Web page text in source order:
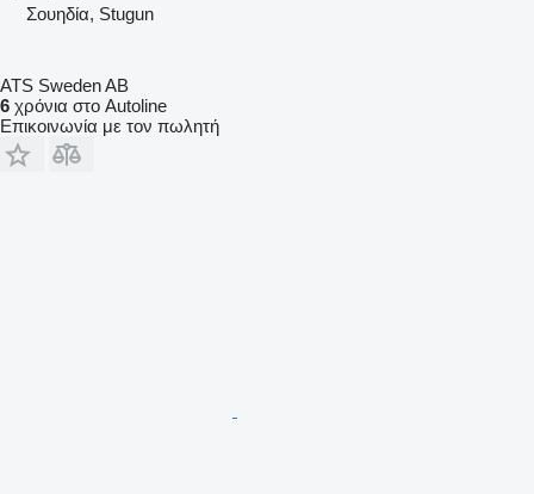
Σουηδία, Stugun
ATS Sweden AB
6 χρόνια στο Autoline
Επικοινωνία με τον πωλητή